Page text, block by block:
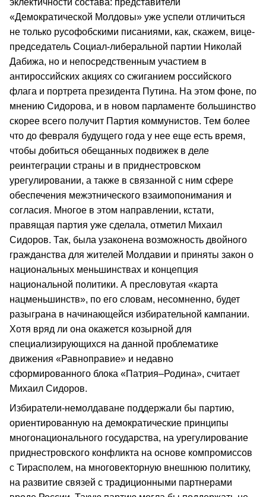
эклектичности состава: представители
«Демократической Молдовы» уже успели отличиться
не только русофобскими писаниями, как, скажем, вице-
председатель Социал-либеральной партии Николай
Дабижа, но и непосредственным участием в
антироссийских акциях со сжиганием российского
флага и портрета президента Путина. На этом фоне, по
мнению Сидорова, и в новом парламенте большинство
скорее всего получит Партия коммунистов. Тем более
что до февраля будущего года у нее еще есть время,
чтобы добиться обещанных подвижек в деле
реинтеграции страны и в приднестровском
урегулировании, а также в связанной с ним сфере
обеспечения межэтнического взаимопонимания и
согласия. Многое в этом направлении, кстати,
правящая партия уже сделала, отметил Михаил
Сидоров. Так, была узаконена возможность двойного
гражданства для жителей Молдавии и приняты закон о
национальных меньшинствах и концепция
национальной политики. А пресловутая «карта
нацменьшинств», по его словам, несомненно, будет
разыграна в начинающейся избирательной кампании.
Хотя вряд ли она окажется козырной для
специализирующихся на данной проблематике
движения «Равноправие» и недавно
сформированного блока «Патрия–Родина», считает
Михаил Сидоров.
Избиратели-немолдаване поддержали бы партию,
ориентированную на демократические принципы
многонационального государства, на урегулирование
приднестровского конфликта на основе компромиссов
с Тирасполем, на многовекторную внешнюю политику,
на развитие связей с традиционными партнерами